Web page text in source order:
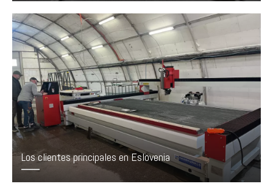
Los clientes principales en Eslovenia